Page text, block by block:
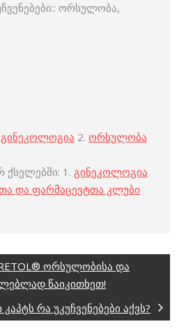
ორსულობა,
გინეკოლოგია 2. ორსულობა
1. გინეკოლოგია
და ფარმაცევტთა კლუბი
ორსულობისა და
წაიკითხეთ!
რა უკუჩვენებები აქვს?